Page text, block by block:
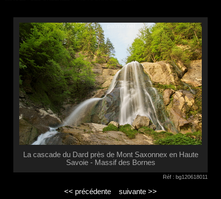
La cascade du Dard près de Mont Saxonnex en Haute
Savoie - Massif des Bornes
Réf : bg120618011
<< précédente suivante >>